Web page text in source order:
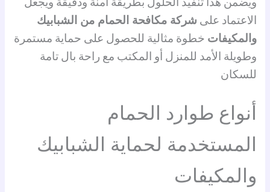
الاعتماد على شركة مكافحة الحمام من الشبابيك
والمكيفات خطوة مثالية للحصول على حماية مستمرة
وطويلة الأمد للمنزل أو المكتب مع راحة بال تامة
للسكان
أنواع طوارد الحمام
المستخدمة لحماية الشبابيك
والمكيفات